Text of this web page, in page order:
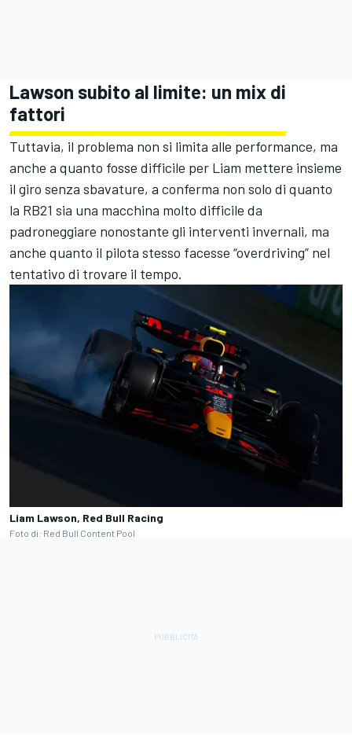
Lawson subito al limite: un mix di
fattori
Tuttavia, il problema non si limita alle performance, ma
anche a quanto fosse difficile per Liam mettere insieme
il giro senza sbavature, a conferma non solo di quanto
la RB21 sia una macchina molto difficile da
padroneggiare nonostante gli interventi invernali, ma
anche quanto il pilota stesso facesse “overdriving” nel
tentativo di trovare il tempo.
Liam Lawson, Red Bull Racing
Foto di: Red Bull Content Pool